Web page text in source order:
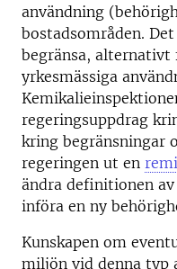
användning
bostadsområden.
begränsa, alternativt
yrkesmässiga
regeringsuppdrag
kring begränsningar
regeringen ut en
ändra definitionen
införa en ny
Kunskapen om
miljön vid denna typ